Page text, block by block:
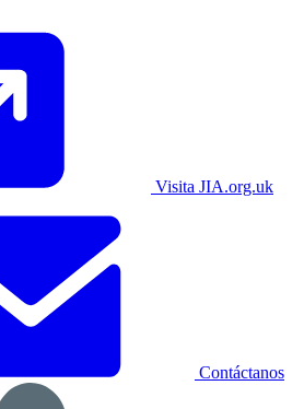
Visita JIA.org.uk
Contáctanos